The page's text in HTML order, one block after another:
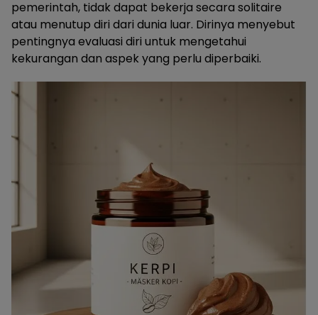
pemerintah, tidak dapat bekerja secara solitaire
atau menutup diri dari dunia luar. Dirinya menyebut
pentingnya evaluasi diri untuk mengetahui
kekurangan dan aspek yang perlu diperbaiki.